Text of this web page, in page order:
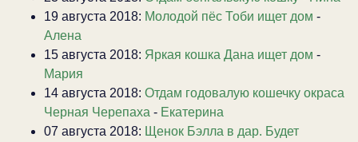
19 августа 2018: Молодой пёс Тоби ищет дом -
Алена
15 августа 2018: Яркая кошка Дана ищет дом -
Мария
14 августа 2018: Отдам годовалую кошечку окраса
Черная Черепаха - Екатерина
07 августа 2018: Щенок Бэлла в дар. Будет